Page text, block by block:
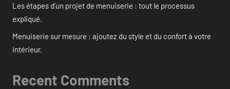
Les étapes d’un projet de menuiserie : tout le processus
expliqué.
Menuiserie sur mesure : ajoutez du style et du confort à votre
intérieur.
Recent Comments